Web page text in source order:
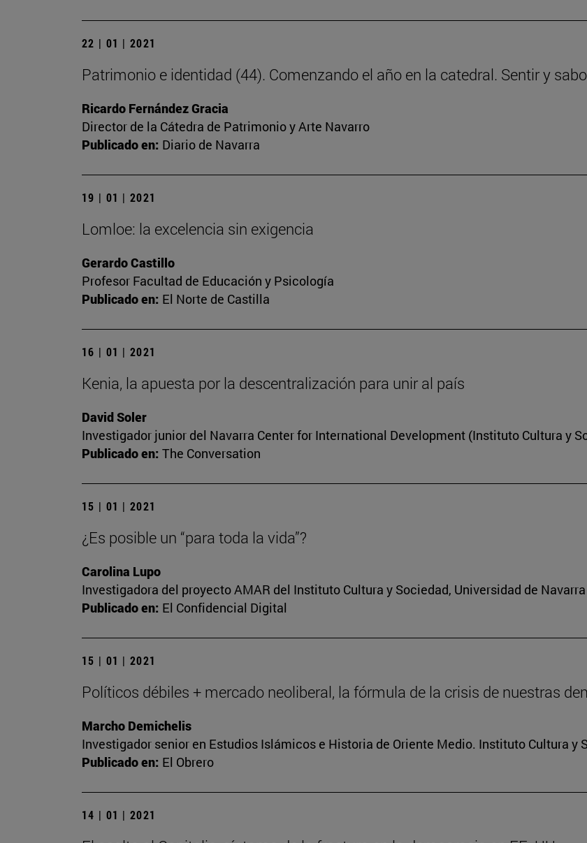
22 | 01 | 2021
Patrimonio e identidad (44). Comenzando el año en la catedral. Sentir y
Ricardo Fernández Gracia
Director de la Cátedra de Patrimonio y Arte Navarro
Publicado en: Diario de Navarra
19 | 01 | 2021
Lomloe: la excelencia sin exigencia
Gerardo Castillo
Profesor Facultad de Educación y Psicología
Publicado en: El Norte de Castilla
16 | 01 | 2021
Kenia, la apuesta por la descentralización para unir al país
David Soler
Investigador junior del Navarra Center for International Development (Instituto Cultura y
Publicado en: The Conversation
15 | 01 | 2021
¿Es posible un “para toda la vida”?
Carolina Lupo
Investigadora del proyecto AMAR del Instituto Cultura y Sociedad, Universidad de Navarra
Publicado en: El Confidencial Digital
15 | 01 | 2021
Políticos débiles + mercado neoliberal, la fórmula de la crisis de nuestras
Marcho Demichelis
Investigador senior en Estudios Islámicos e Historia de Oriente Medio. Instituto Cultura y
Publicado en: El Obrero
14 | 01 | 2021